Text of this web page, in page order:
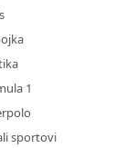
1
sportovi